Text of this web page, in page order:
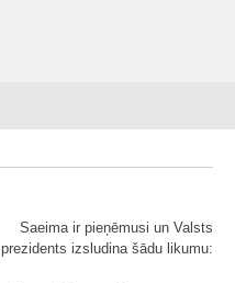
Saeima ir pieņēmusi un Valsts
prezidents izsludina šādu likumu: